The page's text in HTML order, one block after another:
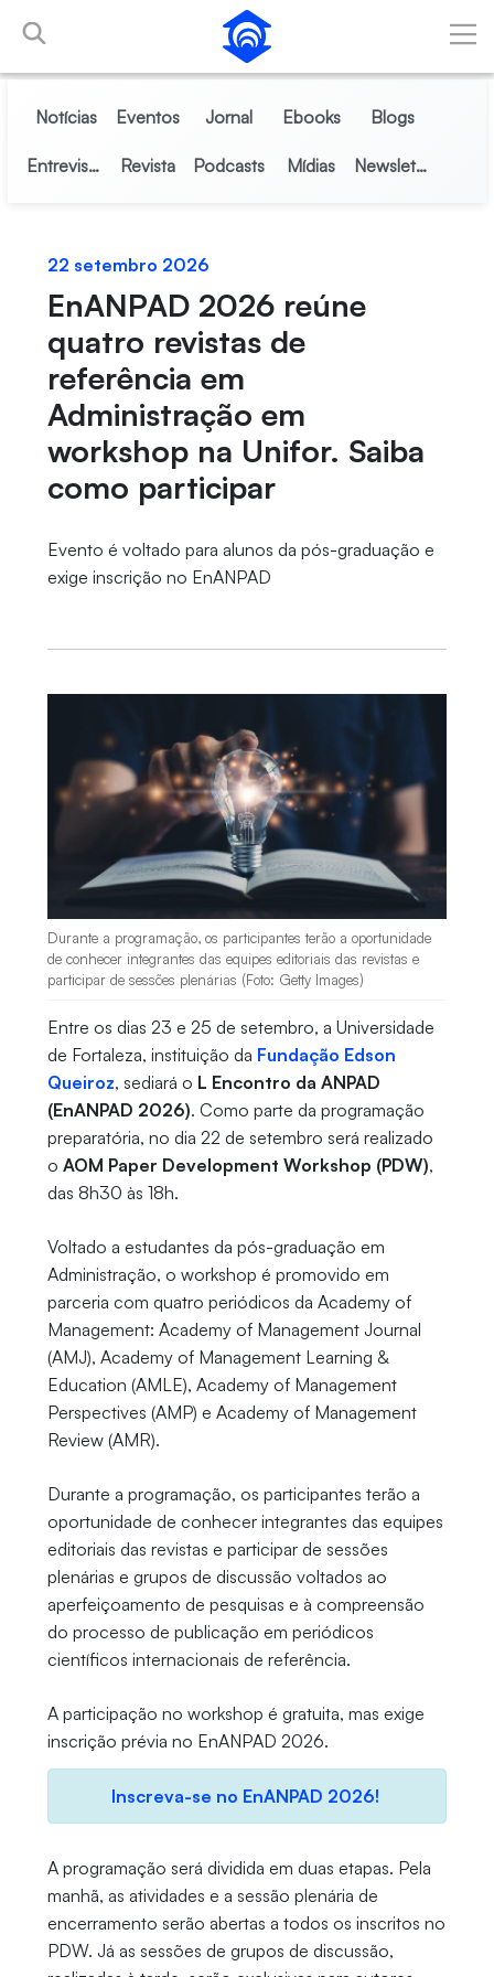
Pular para o Conteúdo principal
Notícias Eventos Jornal Ebooks Blogs
Entrevistas Revista Podcasts Mídias Newsletter
22 setembro 2026
EnANPAD 2026 reúne
quatro revistas de
referência em
Administração em
workshop na Unifor. Saiba
como participar
Evento é voltado para alunos da pós-graduação e
exige inscrição no EnANPAD
Durante a programação, os participantes terão a oportunidade
de conhecer integrantes das equipes editoriais das revistas e
participar de sessões plenárias (Foto: Getty Images)
Entre os dias 23 e 25 de setembro, a Universidade
de Fortaleza, instituição da Fundação Edson
Queiroz, sediará o L Encontro da ANPAD
(EnANPAD 2026). Como parte da programação
preparatória, no dia 22 de setembro será realizado
o AOM Paper Development Workshop (PDW),
das 8h30 às 18h.
Voltado a estudantes da pós-graduação em
Administração, o workshop é promovido em
parceria com quatro periódicos da Academy of
Management: Academy of Management Journal
(AMJ), Academy of Management Learning &
Education (AMLE), Academy of Management
Perspectives (AMP) e Academy of Management
Review (AMR).
Durante a programação, os participantes terão a
oportunidade de conhecer integrantes das equipes
editoriais das revistas e participar de sessões
plenárias e grupos de discussão voltados ao
aperfeiçoamento de pesquisas e à compreensão
do processo de publicação em periódicos
científicos internacionais de referência.
A participação no workshop é gratuita, mas exige
inscrição prévia no EnANPAD 2026.
Inscreva-se no EnANPAD 2026!
A programação será dividida em duas etapas. Pela
manhã, as atividades e a sessão plenária de
encerramento serão abertas a todos os inscritos no
PDW. Já as sessões de grupos de discussão,